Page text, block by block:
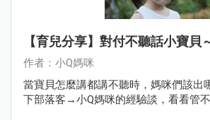
【育兒分享】對付不聽話小寶貝
作者：小Q媽咪
當寶貝怎麼講都講不聽時，媽咪們該出
下部落客→小Q媽咪的經驗談，看看管